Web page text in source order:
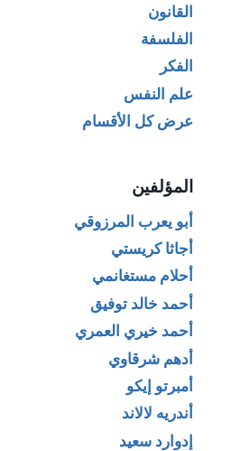
القانون
الفلسفة
الفكر
علم النفس
عرض كل الأقسام
المؤلفين
أبو يعرب المرزوقي
أجاثا كريستي
أحلام مستغانمي
أحمد خالد توفيق
أحمد خيري العمري
أدهم شرقاوي
أمبرتو إيكو
أندريه لالاند
إدوارد سعيد